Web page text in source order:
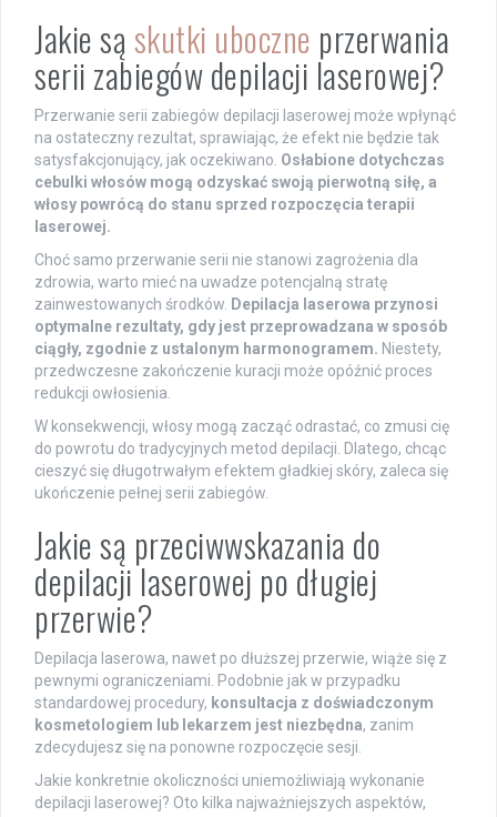
Jakie są skutki uboczne przerwania
serii zabiegów depilacji laserowej?
Przerwanie serii zabiegów depilacji laserowej może wpłynąć
na ostateczny rezultat, sprawiając, że efekt nie będzie tak
satysfakcjonujący, jak oczekiwano. Osłabione dotychczas
cebulki włosów mogą odzyskać swoją pierwotną siłę, a
włosy powrócą do stanu sprzed rozpoczęcia terapii
laserowej.
Choć samo przerwanie serii nie stanowi zagrożenia dla
zdrowia, warto mieć na uwadze potencjalną stratę
zainwestowanych środków. Depilacja laserowa przynosi
optymalne rezultaty, gdy jest przeprowadzana w sposób
ciągły, zgodnie z ustalonym harmonogramem. Niestety,
przedwczesne zakończenie kuracji może opóźnić proces
redukcji owłosienia.
W konsekwencji, włosy mogą zacząć odrastać, co zmusi cię
do powrotu do tradycyjnych metod depilacji. Dlatego, chcąc
cieszyć się długotrwałym efektem gładkiej skóry, zaleca się
ukończenie pełnej serii zabiegów.
Jakie są przeciwwskazania do
depilacji laserowej po długiej
przerwie?
Depilacja laserowa, nawet po dłuższej przerwie, wiąże się z
pewnymi ograniczeniami. Podobnie jak w przypadku
standardowej procedury, konsultacja z doświadczonym
kosmetologiem lub lekarzem jest niezbędna, zanim
zdecydujesz się na ponowne rozpoczęcie sesji.
Jakie konkretnie okoliczności uniemożliwiają wykonanie
depilacji laserowej? Oto kilka najważniejszych aspektów,